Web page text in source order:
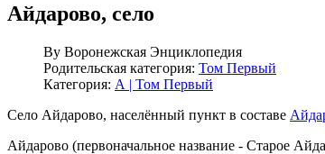
Айдарово, село
By Воронежская Энциклопедия
Родительская категория: Том Первый
Категория: А | Том Первый
Село Айдарово, населённый пункт в составе
Айдарово (первоначальное название - Старое